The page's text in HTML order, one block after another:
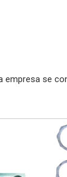
empresa se